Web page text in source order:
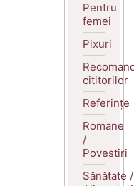
Pentru
femei
Pixuri
cititorilor
Referințe
Romane
/
Povestiri
Sănătate /